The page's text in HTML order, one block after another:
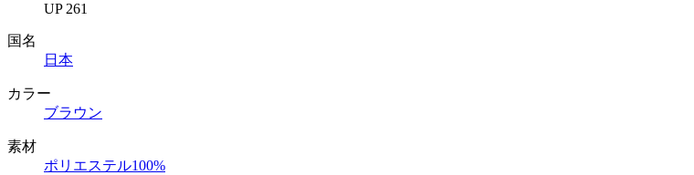
UP 261
国名
日本
カラー
ブラウン
素材
ポリエステル100%